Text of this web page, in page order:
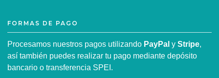
FORMAS DE PAGO
Procesamos nuestros pagos utilizando PayPal y Stripe,
así también puedes realizar tu pago mediante depósito
bancario o transferencia SPEI.